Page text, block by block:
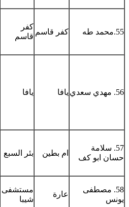
55.محمد طه كفر قاسم
كفر
قاسم
56. مهدي سعدي يافا يافا
57. سلامة
حسان ابو كف
ام بطين بئر السبع
58. مصطفى
يونس
عارة
مستشفى
شيبا